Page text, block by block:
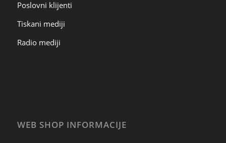
Poslovni klijenti
Tiskani mediji
Radio mediji
WEB SHOP INFORMACIJE